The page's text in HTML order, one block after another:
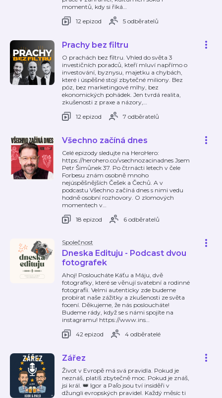
momentů, kdy si říká…
12 epizod
5 odběratelů
Prachy bez filtru
O prachách bez filtru. Vhled do světa 3
investičních poradců, kteří mluví napřímo o
investování, byznysu, majetku a chybách,
které i úspěšné stojí zbytečné miliony. Bez
póz, bez marketingové mlhy, bez
ekonomických pohádek. Jen tvrdá realita,
zkušenosti z praxe a názory,…
12 epizod
7 odběratelů
Všechno začíná dnes
Celé epizody sledujte na HeroHero:
https://herohero.co/vsechnozacinadnes Jsem
Petr Šimůnek 37. Po čtrnácti letech v čele
Forbesu znám osobně mnoho
nejúspěšnějších Češek a Čechů. A v
podcastu Všechno začíná dnes s nimi vedu
hodně osobní rozhovory. O zlomových
momentech v…
18 epizod
6 odběratelů
Společnost
Dneska Edituju - Podcast dvou
fotografek
Ahoj! Posloucháte Káťu a Máju, dvě
fotografky, které se věnují svatební a rodinné
fotografii. Velmi autenticky zde budeme
probírat naše zážitky a zkušenosti ze světa
focení. Děkujeme, že nás posloucháte!
Budeme rády, když se s námi spojíte na
instagramu! https://www.ins…
42 epizod
4 odběratelé
Zářez
Život v Evropě má svá pravidla. Pokud je
neznáš, platíš zbytečně moc. Pokud je znáš,
jsi král. 👑 Igor a Paľo jsou tví insiděři v
džungli evropských pravidel. Každý měsíc ti